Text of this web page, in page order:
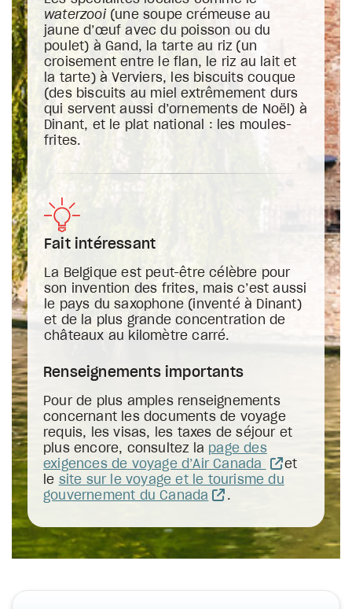
waterzooi(une soupe crémeuse au
jaune d’œuf avec du poisson ou du
poulet) à Gand, la tarte au riz (un
croisement entre le flan, le riz au lait et
la tarte) à Verviers, les biscuits couque
(des biscuits au miel extrêmement durs
qui servent aussi d’ornements de Noël) à
Dinant, et le plat national : les moules-
frites.
Fait intéressant
La Belgique est peut-être célèbre pour
son invention des frites, mais c’est aussi
le pays du saxophone (inventé à Dinant)
et de la plus grande concentration de
châteaux au kilomètre carré.
Renseignements importants
Pour de plus amples renseignements
concernant les documents de voyage
requis, les visas, les taxes de séjour et
plus encore, consultez la page des
exigences de voyage d’Air Canada
et
le site sur le voyage et le tourisme du
gouvernement du Canada
.